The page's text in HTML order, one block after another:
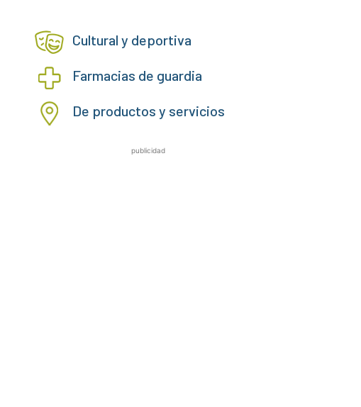
Cultural y deportiva
Farmacias de guardia
De productos y servicios
publicidad